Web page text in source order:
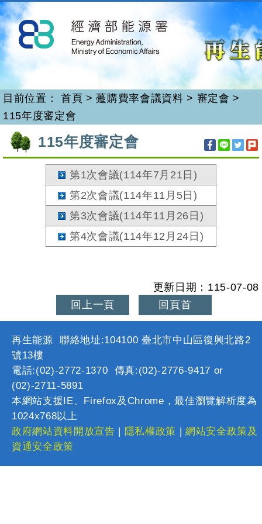
跳
到
主
要
內
再生能源
目前位置： 首頁 > 躉購費率會議資料 > 審定會 >
115年度審定會
115年度審定會
第1次會議(114年7月21日)
第2次會議(114年11月5日)
第3次會議(114年11月26日)
第4次會議(114年12月24日)
更新日期：115-07-08
回上一頁
回頁首
再生能源 聯絡地址:104100 臺北市中山區復興北路2
號13樓
電話:(02)-2772-1370 傳真:(02)-2776-9417 or
(02)-2711-5891
本網站支援IE、Firefox及Chrome，最佳瀏覽解析度為
1024x768以上
政府網站資料開放宣告 | 隱私權政策 |網站安全政策及
資通安全政策